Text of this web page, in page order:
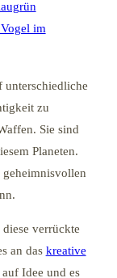
unterschiedliche
zu
Sie sind
Planeten.
verrückte
an das kreative
Idee und es